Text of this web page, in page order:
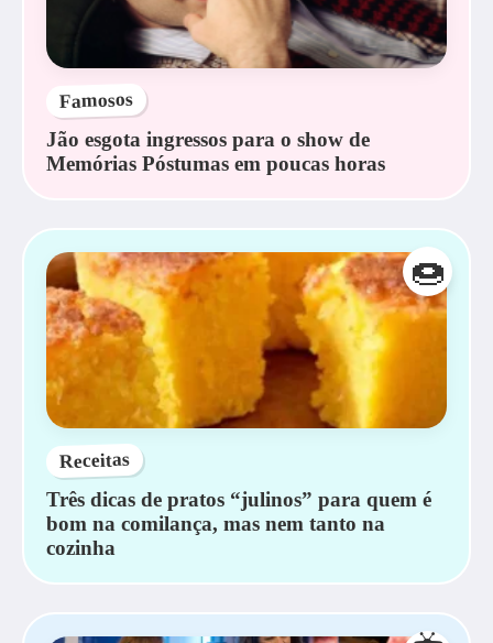
Famosos
Jão esgota ingressos para o show de
Memórias Póstumas em poucas horas
🍩
Receitas
Três dicas de pratos “julinos” para quem é
bom na comilança, mas nem tanto na
cozinha